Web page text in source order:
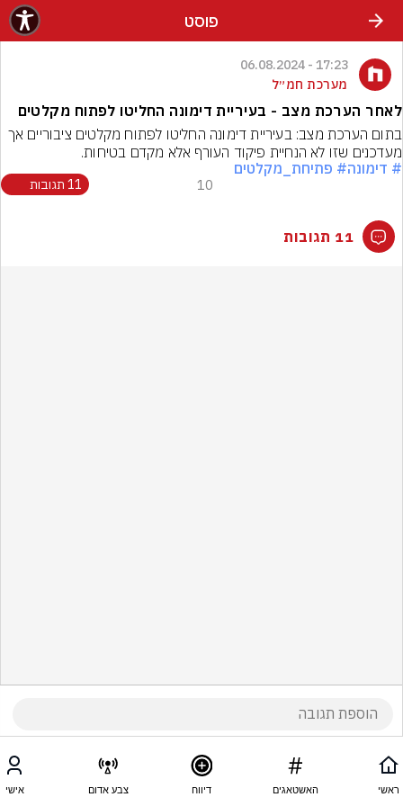
פוסט
17:23 - 06.08.2024
מערכת חמ״ל
לאחר הערכת מצב - בעיריית דימונה החליטו לפתוח מקלטים
מעדכנים שזו לא הנחיית פיקוד העורף אלא מקדם בטיחות.
# דימונה# פתיחת_מקלטים
10 11 תגובות
11 תגובות
ראשי האשטאגים דיווח צבע אדום אישי